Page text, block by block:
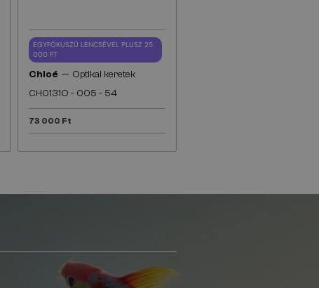
EGYFÓKUSZÚ LENCSÉVEL PLUSZ 25
000 FT
Chloé — Optikai keretek
CH0131O - 005 - 54
73 000 Ft